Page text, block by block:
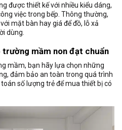
được thiết kế với nhiều kiểu dáng,
việc trong bếp. Thông thường,
mặt bàn hay giá để đồ, lỗ xả
dùng.
trường mầm non đạt chuẩn
mầm, bạn hãy lựa chọn những
đảm bảo an toàn trong quá trình
số lượng trẻ để mua thiết bị có